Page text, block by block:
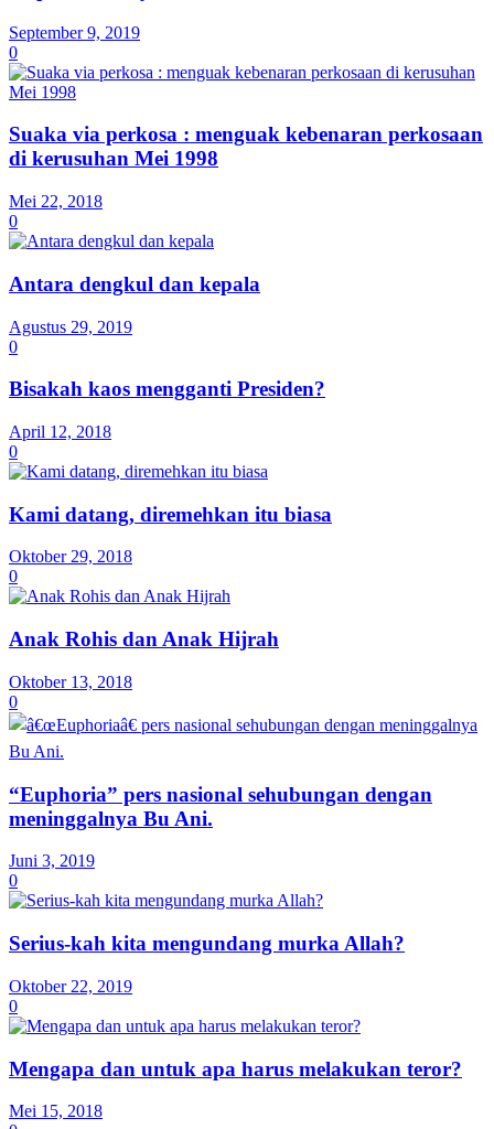
September 9, 2019
0
Suaka via perkosa : menguak kebenaran perkosaan
di kerusuhan Mei 1998
Mei 22, 2018
0
Antara dengkul dan kepala
Agustus 29, 2019
0
Bisakah kaos mengganti Presiden?
April 12, 2018
0
Kami datang, diremehkan itu biasa
Oktober 29, 2018
0
Anak Rohis dan Anak Hijrah
Oktober 13, 2018
0
“Euphoria” pers nasional sehubungan dengan
meninggalnya Bu Ani.
Juni 3, 2019
0
Serius-kah kita mengundang murka Allah?
Oktober 22, 2019
0
Mengapa dan untuk apa harus melakukan teror?
Mei 15, 2018